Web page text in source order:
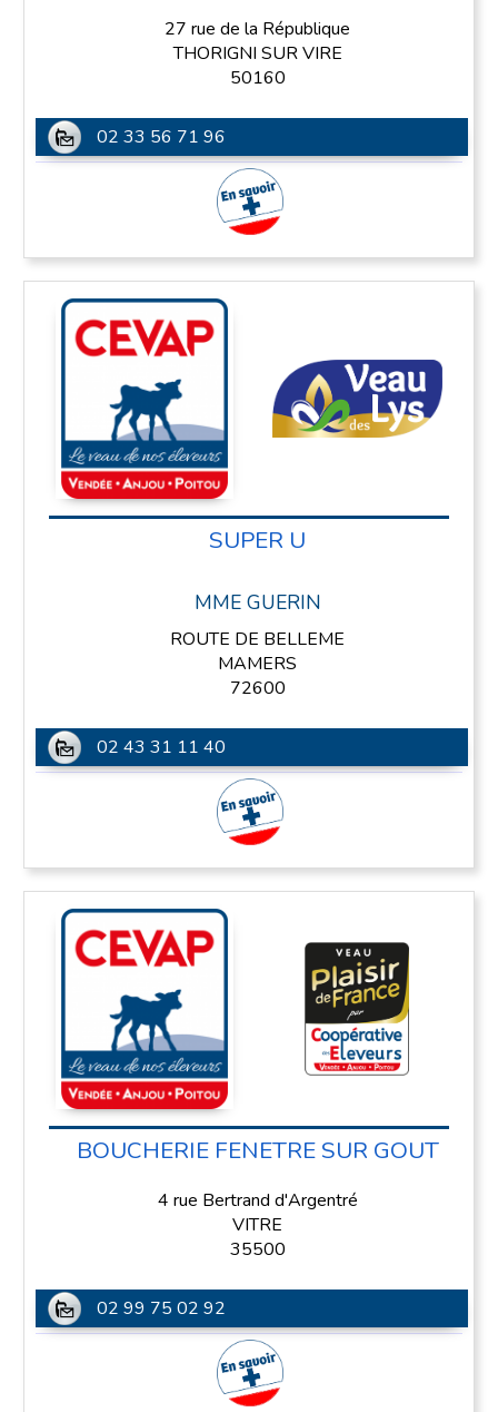
27 rue de la République
THORIGNI SUR VIRE
50160
02 33 56 71 96
SUPER U
MME GUERIN
ROUTE DE BELLEME
MAMERS
72600
02 43 31 11 40
BOUCHERIE FENETRE SUR GOUT
4 rue Bertrand d'Argentré
VITRE
35500
02 99 75 02 92